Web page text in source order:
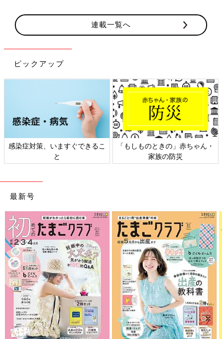
連載一覧へ
ピックアップ
感染症対策、いますぐできるこ
と
「もしものときの」赤ちゃん・
家族の防災
最新号